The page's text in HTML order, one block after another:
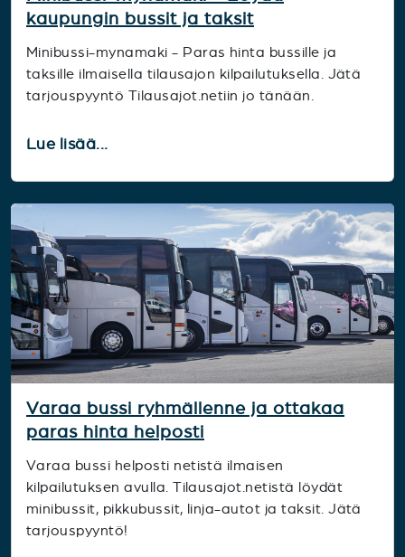
kaupungin bussit ja taksit
Minibussi-mynamaki - Paras hinta bussille ja
taksille ilmaisella tilausajon kilpailutuksella. Jätä
tarjouspyyntö Tilausajot.netiin jo tänään.
Lue lisää...
Varaa bussi ryhmällenne ja ottakaa
paras hinta helposti
Varaa bussi helposti netistä ilmaisen
kilpailutuksen avulla. Tilausajot.netistä löydät
minibussit, pikkubussit, linja-autot ja taksit. Jätä
tarjouspyyntö!